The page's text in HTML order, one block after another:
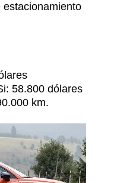
58.800 dólares
km.